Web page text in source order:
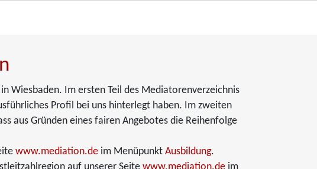
Wiesbaden. Im ersten Teil des Mediatorenverzeichnis
Profil bei uns hinterlegt haben. Im zweiten
aus Gründen eines fairen Angebotes die Reihenfolge
www.mediation.de im Menüpunkt Ausbildung.
auf unserer Seite www.mediation.de im